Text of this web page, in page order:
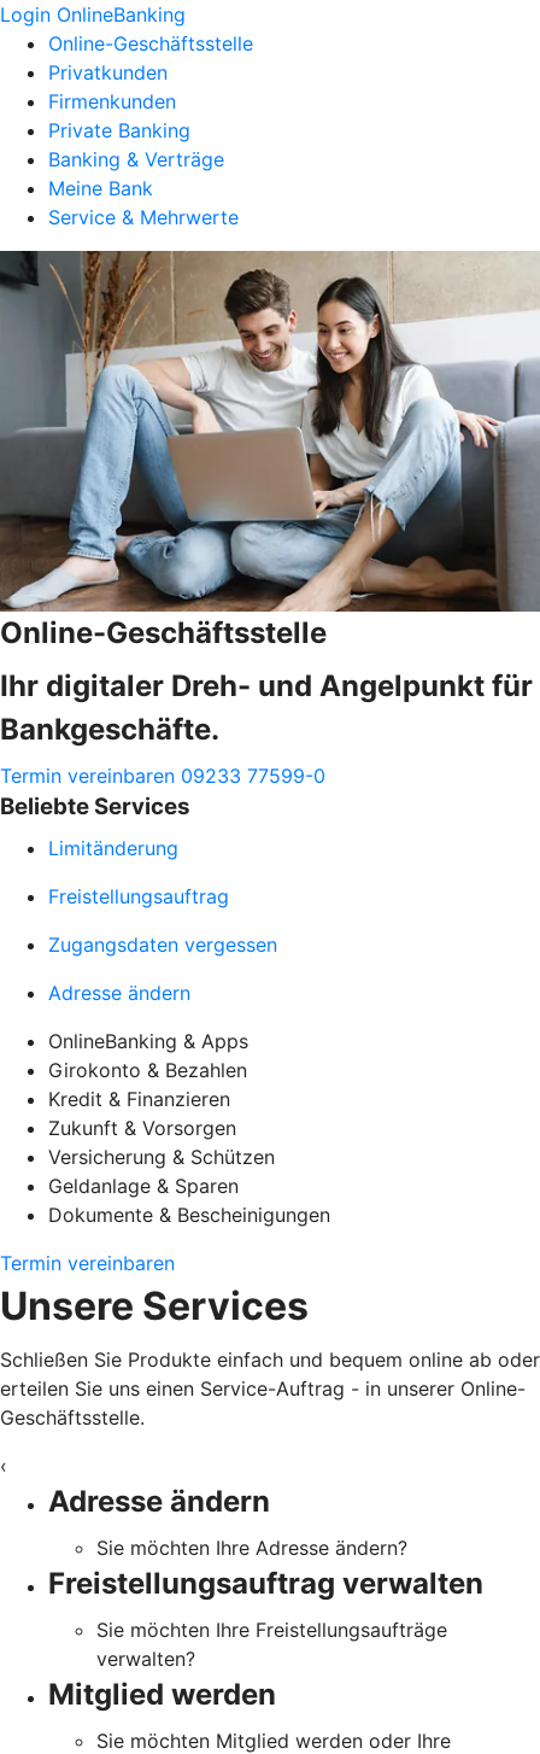
Login OnlineBanking
Online-Geschäftsstelle
Privatkunden
Firmenkunden
Private Banking
Banking & Verträge
Meine Bank
Service & Mehrwerte
Online-Geschäftsstelle
Ihr digitaler Dreh- und Angelpunkt für
Bankgeschäfte.
Termin vereinbaren 09233 77599-0
Beliebte Services
Limitänderung
Freistellungsauftrag
Zugangsdaten vergessen
Adresse ändern
OnlineBanking & Apps
Girokonto & Bezahlen
Kredit & Finanzieren
Zukunft & Vorsorgen
Versicherung & Schützen
Geldanlage & Sparen
Dokumente & Bescheinigungen
Termin vereinbaren
Unsere Services
Schließen Sie Produkte einfach und bequem online ab oder
erteilen Sie uns einen Service-Auftrag - in unserer Online-
Geschäftsstelle.
‹
Adresse ändern
Sie möchten Ihre Adresse ändern?
Freistellungsauftrag verwalten
Sie möchten Ihre Freistellungsaufträge
verwalten?
Mitglied werden
Sie möchten Mitglied werden oder Ihre